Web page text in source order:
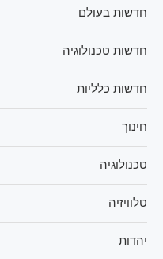
חדשות בעולם
חדשות טכנולוגיה
חדשות כלליות
חינוך
טכנולוגיה
טלוויזיה
יהדות